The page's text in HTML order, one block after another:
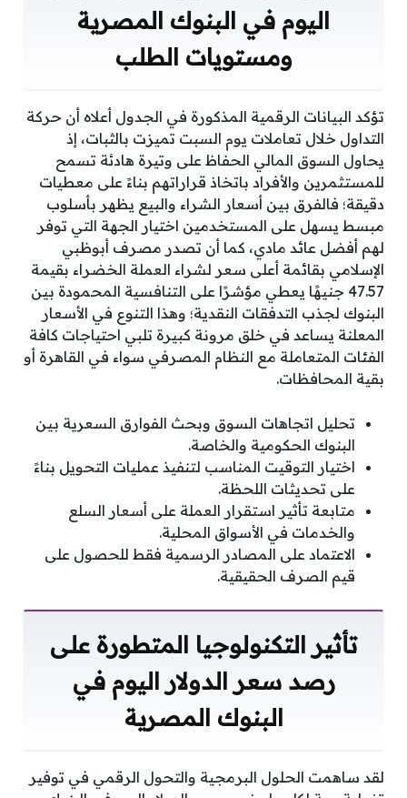
اليوم في البنوك المصرية
ومستويات الطلب
تؤكد البيانات الرقمية المذكورة في الجدول أعلاه أن حركة
التداول خلال تعاملات يوم السبت تميزت بالثبات، إذ
يحاول السوق المالي الحفاظ على وتيرة هادئة تسمح
للمستثمرين والأفراد باتخاذ قراراتهم بناءً على معطيات
دقيقة؛ فالفرق بين أسعار الشراء والبيع يظهر بأسلوب
مبسط يسهل على المستخدمين اختيار الجهة التي توفر
لهم أفضل عائد مادي، كما أن تصدر مصرف أبوظبي
الإسلامي بقائمة أعلى سعر لشراء العملة الخضراء بقيمة
47.57 جنيهًا يعطي مؤشرًا على التنافسية المحمودة بين
البنوك لجذب التدفقات النقدية؛ وهذا التنوع في الأسعار
المعلنة يساعد في خلق مرونة كبيرة تلبي احتياجات كافة
الفئات المتعاملة مع النظام المصرفي سواء في القاهرة أو
بقية المحافظات.
تحليل اتجاهات السوق وبحث الفوارق السعرية بين
البنوك الحكومية والخاصة.
اختيار التوقيت المناسب لتنفيذ عمليات التحويل بناءً
على تحديثات اللحظة.
متابعة تأثير استقرار العملة على أسعار السلع
والخدمات في الأسواق المحلية.
الاعتماد على المصادر الرسمية فقط للحصول على
قيم الصرف الحقيقية.
تأثير التكنولوجيا المتطورة على
رصد سعر الدولار اليوم في
البنوك المصرية
لقد ساهمت الحلول البرمجية والتحول الرقمي في توفير